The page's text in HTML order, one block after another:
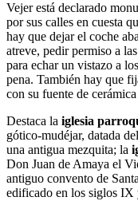
Vejer está declarado
por sus calles en cuesta
hay que dejar el coche
atreve, pedir permiso a
para echar un vistazo a
pena. También hay que
con su fuente de
Destaca la iglesia
gótico-mudéjar, datada
una antigua mezquita; la
Don Juan de Amaya el
antiguo convento de
edificado en los siglos